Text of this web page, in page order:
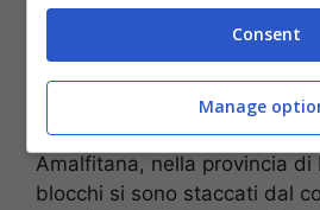
temporaneamente
poi riaperta a senso
massi si sono staccati dal
precipitando in strada. Il
verificato nella notte sulla
Amalfitana, nella provincia di
blocchi si sono staccati dal
Consent
Manage